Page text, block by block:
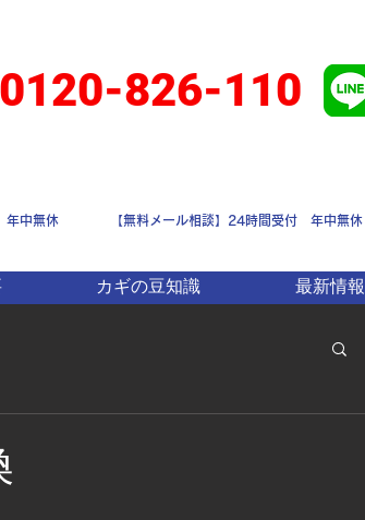
0120-826-110
中無休 【無料メール相談】24時間受付 年中無休
カギの豆知識 最新情報